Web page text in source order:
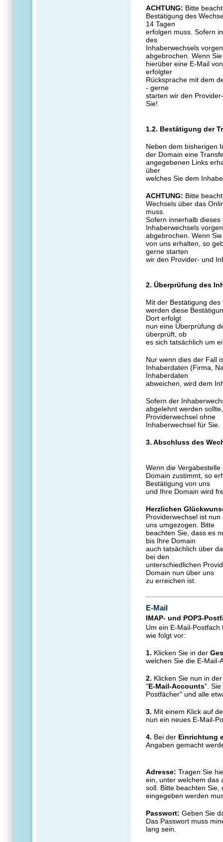
ACHTUNG: Bitte
Bestätigung des
14 Tagen
erfolgen muss. Sofern
des
Inhaberwechsels
abgebrochen. Wenn Sie
hierüber eine E-Mail
erfolgter
Rücksprache mit dem
- gerne
starten wir den
Sie!
1.2. Bestätigung der
Neben dem bisherigen
der Domain eine
angegebenen Links
über
welches Sie dem
ACHTUNG: Bitte
Wechsels über das
muss.
Sofern innerhalb
Inhaberwechsels
abgebrochen. Wenn
von uns erhalten, so
gerne starten
wir den Provider- und
2. Überprüfung des
Mit der Bestätigung
werden diese
Dort erfolgt
nun eine Überprüfung
überprüft, ob
es sich tatsächlich um
Nur wenn dies der Fall
Inhaberdaten (Firma,
Inhaberdaten
abweichen, wird dem
Sofern der
abgelehnt werden
Providerwechsel ohne
Inhaberwechsel für Sie.
3. Abschluss des
Wenn die
Domain zustimmt, so
Bestätigung von uns
und Ihre Domain wird
Herzlichen
Providerwechsel ist
uns umgezogen. Bitte
beachten Sie, dass es
bis Ihre Domain
auch tatsächlich über
bei den
unterschiedlichen
Domain nun über uns
zu erreichen ist.
E-Mail
IMAP- und POP3-
Um ein E-Mail-
wie folgt vor:
1. Klicken Sie in der
welchen Sie die E-Mail-
2. Klicken Sie nun in
"E-Mail-Accounts". Sie
Postfächer" und alle
3. Mit einem Klick auf
nun ein neues E-Mail-
4. Bei der Einrichtung
Angaben gemacht
Adresse: Tragen Sie
ein, unter welchem das
soll. Bitte beachten Sie,
eingegeben werden
Passwort: Geben Sie
Das Passwort muss
lang sein.